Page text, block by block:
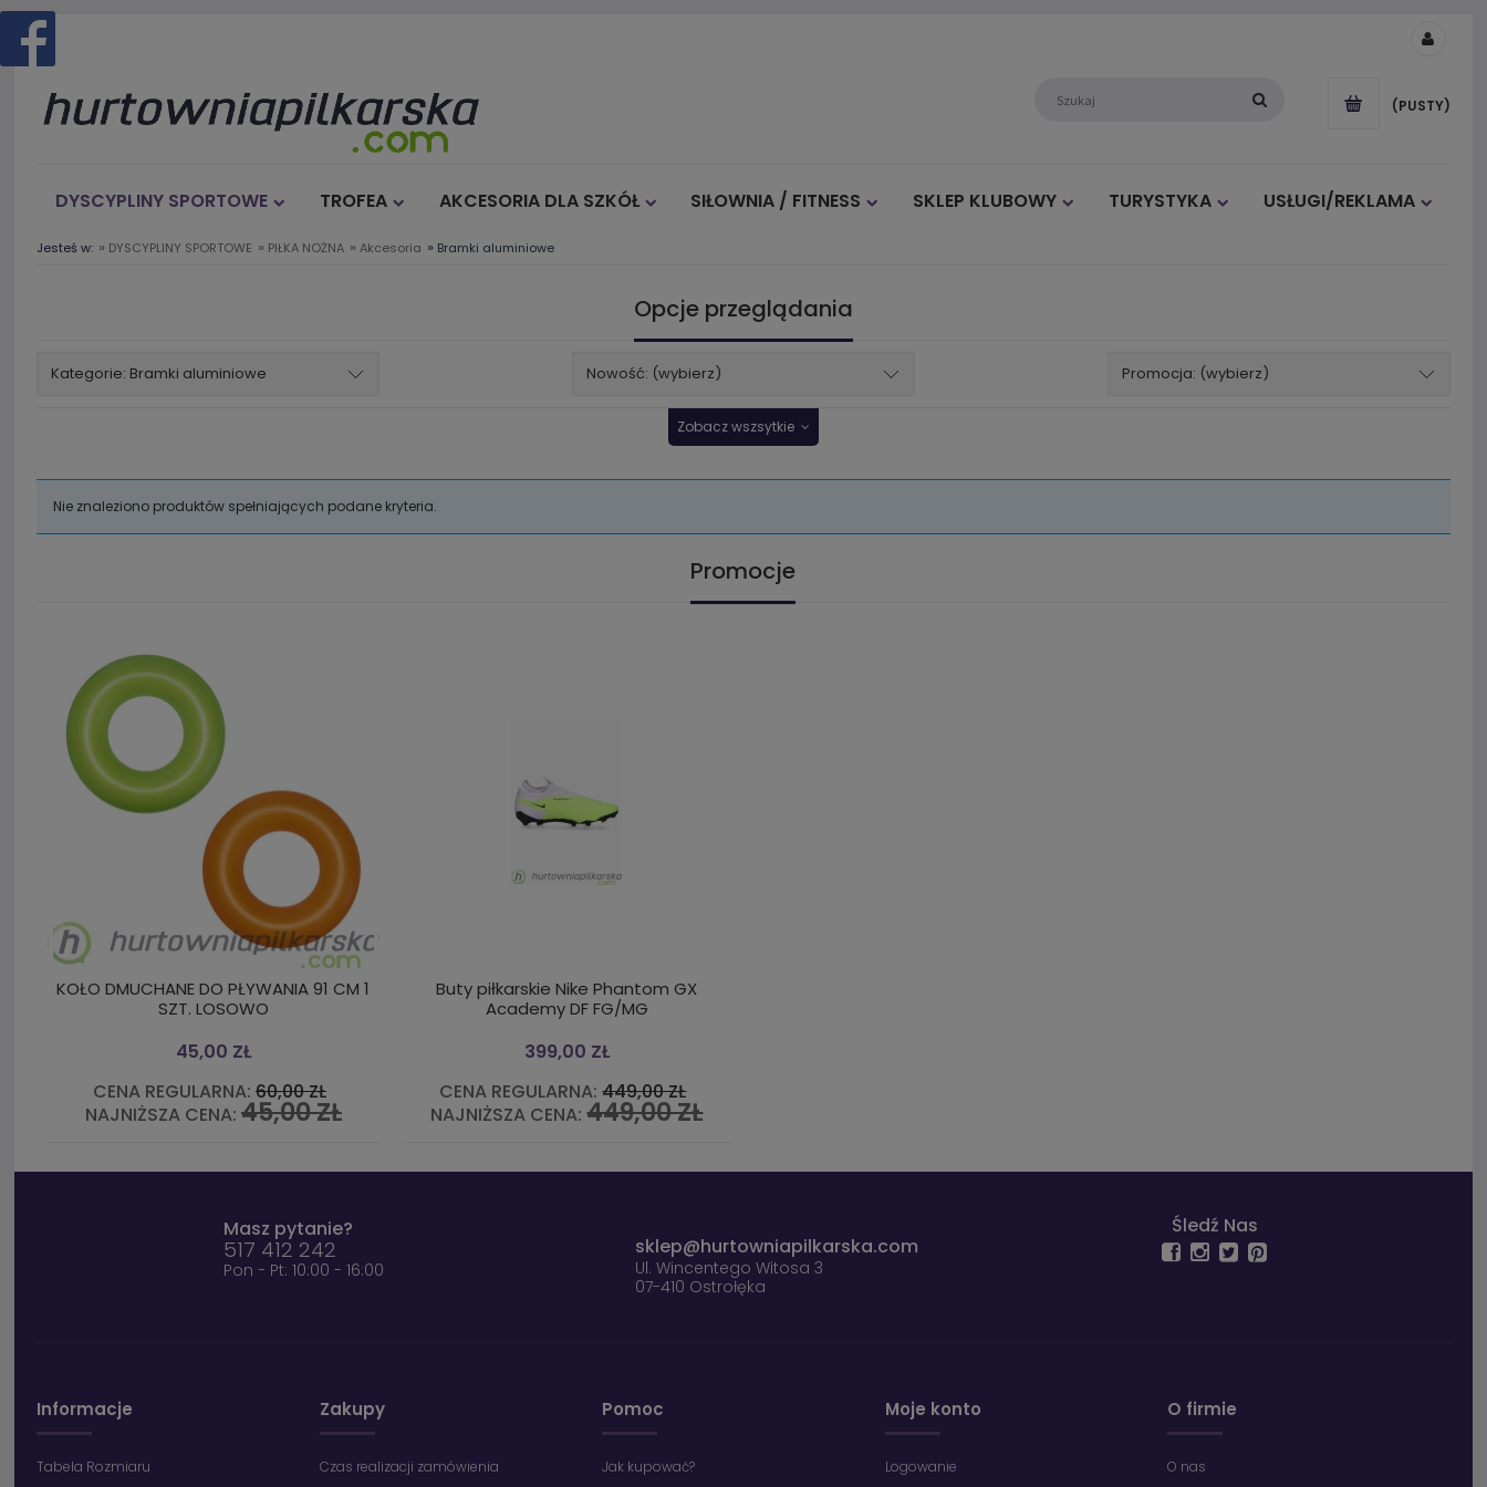
(PUSTY)
DYSCYPLINY SPORTOWE TROFEA AKCESORIA DLA SZKÓŁ SIŁOWNIA / FITNESS SKLEP KLUBOWY TURYSTYKA USŁUGI/REKLAMA
Jesteś w: » DYSCYPLINY SPORTOWE » PIŁKA NOŻNA » Akcesoria » Bramki aluminiowe
Opcje przeglądania
Kategorie: Bramki aluminiowe Nowość: (wybierz) Promocja: (wybierz)
Zobacz wszsytkie
Nie znaleziono produktów spełniających podane kryteria.
Promocje
KOŁO DMUCHANE DO PŁYWANIA 91 CM 1
SZT. LOSOWO
45,00 ZŁ
CENA REGULARNA: 60,00 ZŁ
NAJNIŻSZA CENA: 45,00 ZŁ
Buty piłkarskie Nike Phantom GX
Academy DF FG/MG
399,00 ZŁ
CENA REGULARNA:449,00 ZŁ
NAJNIŻSZA CENA:449,00 ZŁ
Masz pytanie?
517 412 242
Pon - Pt: 10:00 - 16:00
sklep@hurtowniapilkarska.com
Ul. Wincentego Witosa 3
07-410 Ostrołęka
Śledź Nas
Informacje
Tabela Rozmiaru
Zakupy
Czas realizacji zamówienia
Pomoc
Jak kupować?
Moje konto
Logowanie
O firmie
O nas